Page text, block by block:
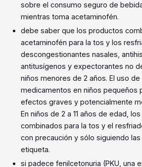
sobre el consumo seguro de
mientras toma acetaminofén.
debe saber que los productos
acetaminofén para la tos y los
descongestionantes nasales,
antitusígenos y expectorantes no
niños menores de 2 años. El uso
medicamentos en niños pequeños
efectos graves y potencialmente
En niños de 2 a 11 años de edad,
combinados para la tos y el
con precaución y sólo siguiendo
etiqueta.
si padece fenilcetonuria (PKU, una